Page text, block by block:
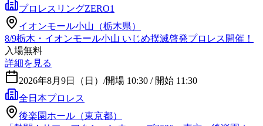
プロレスリングZERO1
イオンモール小山（栃木県）
8/9栃木・イオンモール小山 いじめ撲滅啓発プロレス開催！
入場無料
詳細を見る
2026年8月9日（日） /開場 10:30 / 開始 11:30
全日本プロレス
後楽園ホール（東京都）